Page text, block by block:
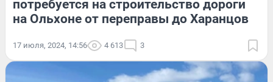
потребуется на строительство дороги
на Ольхоне от переправы до Харанцов
17 июля, 2024, 14:56 4 613 3